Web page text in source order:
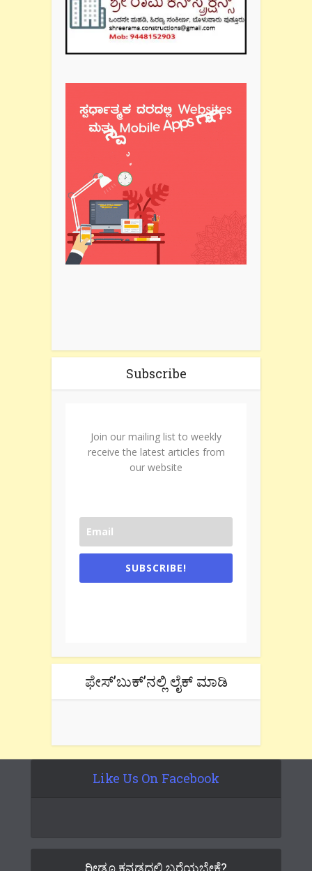
Subscribe
Join our mailing list to weekly
receive the latest articles from
our website
SUBSCRIBE!
ಫೇಸ್’ಬುಕ್’ನಲ್ಲಿ ಲೈಕ್ ಮಾಡಿ
Like Us On Facebook
ರೀಡೂ ಕನ್ನಡದಲ್ಲಿ ಬರೆಯಬೇಕೆ?